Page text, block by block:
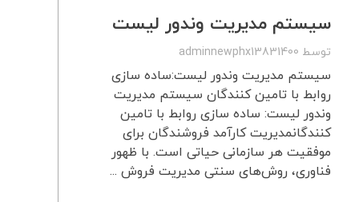
سیستم مدیریت وندور لیست
توسط adminnewphx13831400
سیستم مدیریت وندور لیست:ساده سازی
روابط با تامین کنندگان سیستم مدیریت
وندور لیست: ساده سازی روابط با تامین
کنندگانمدیریت کارآمد فروشندگان برای
موفقیت هر سازمانی حیاتی است. با ظهور
فناوری، روش‌های سنتی مدیریت فروش ...